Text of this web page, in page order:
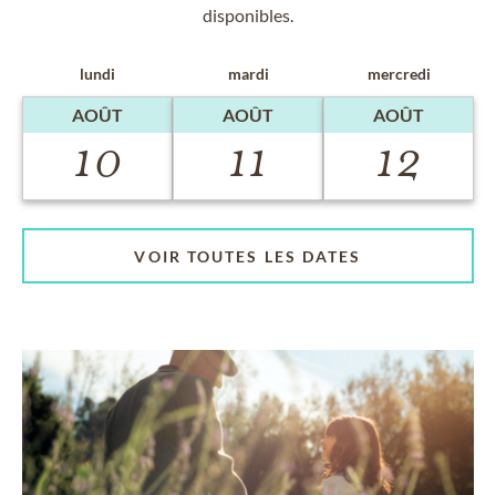
disponibles.
lundi
AOÛT
10
mardi
AOÛT
11
mercredi
AOÛT
12
VOIR TOUTES LES DATES